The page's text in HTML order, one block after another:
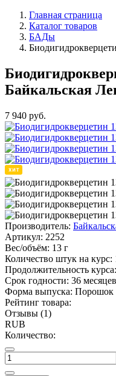
Главная страница
Каталог товаров
БАДы
Байкальская
7 940 руб.
Производитель:
Артикул: 2252
Вес/объём: 13 г
Количество штук на курс:
Продолжительность курса:
Срок годности: 36 месяцев
Форма выпуска: Порошок
Рейтинг товара:
Отзывы (1)
RUB
Количество: